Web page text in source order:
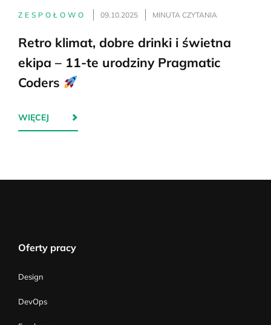
ZESPOŁOWO 09.10.2025 MINUTA CZYTANIA
Retro klimat, dobre drinki i świetna
ekipa – 11-te urodziny Pragmatic
Coders
WIĘCEJ
Oferty pracy
Design
DevOps